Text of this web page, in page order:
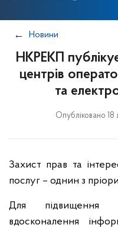
Новини
НКРЕКП
центрів
та
Опубліковано
Захист прав та
послуг – однин з
Для підвищення
вдосконалення